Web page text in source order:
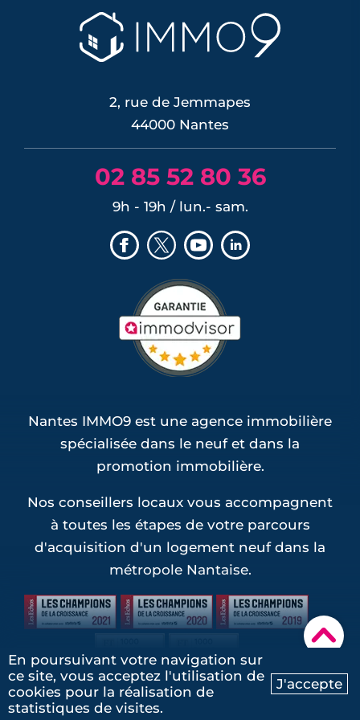
Ma recherche Contactez-nous
▾
la surchauffe aide désormais à cibler la
renaturation de la ville, du plan Pleine
terre aux r�...
2, rue de Jemmapes
44000 Nantes
02 85 52 80 36
9h - 19h / lun.- sam.
Nantes IMMO9 est une agence immobilière
spécialisée dans le neuf et dans la
promotion immobilière.
Nos conseillers locaux vous accompagnent
à toutes les étapes de votre parcours
d'acquisition d'un logement neuf dans la
métropole Nantaise.
Groupe IMMO9
En poursuivant votre navigation sur
ce site, vous acceptez l'utilisation de
cookies pour la réalisation de
statistiques de visites.
J'accepte